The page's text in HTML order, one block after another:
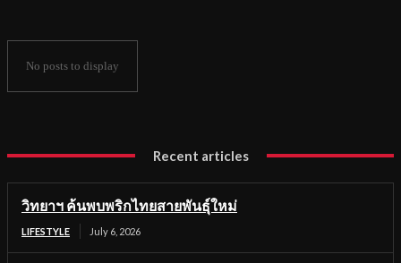
No posts to display
Recent articles
วิทยาฯ ค้นพบพริกไทยสายพันธุ์ใหม่
LIFESTYLE July 6, 2026